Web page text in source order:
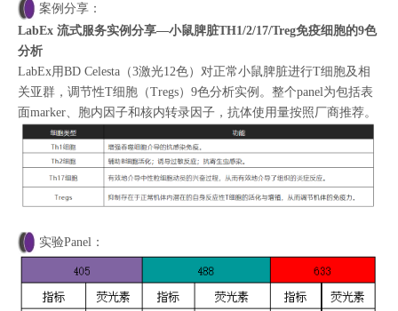
案例分享：
LabEx 流式服务实例分享—小鼠脾脏TH1/2/17/Treg免疫细胞的9色
分析
LabEx用BD Celesta（3激光12色）对正常小鼠脾脏进行T细胞及相
关亚群，调节性T细胞（Tregs）9色分析实例。整个panel为包括表
面marker、胞内因子和核内转录因子，抗体使用量按照厂商推荐。
实验Panel：